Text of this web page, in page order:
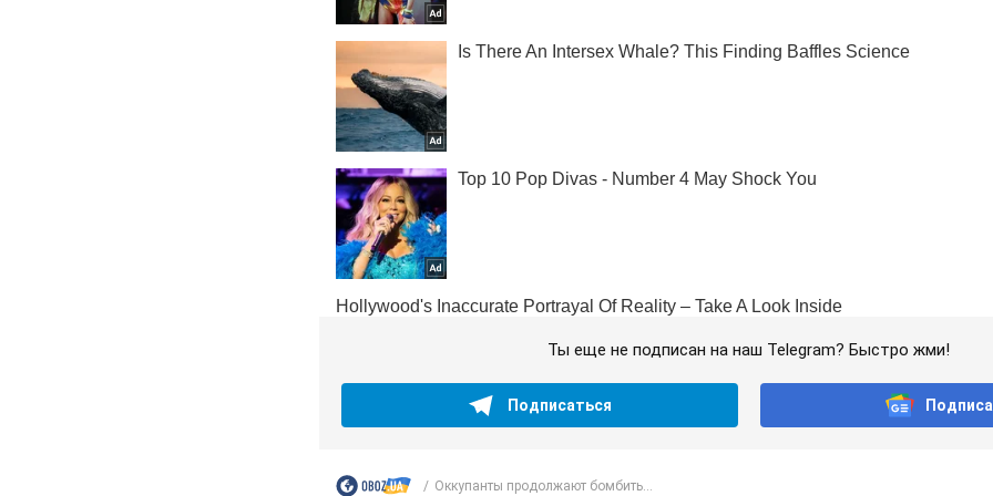
Ты еще не подписан на наш Telegram? Быстро жми!
Подписаться
Оккупанты продолжают бомбить...